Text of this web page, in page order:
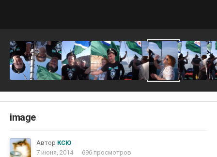
image
Автор КСЮ
7 июня, 2014
696 просмотров